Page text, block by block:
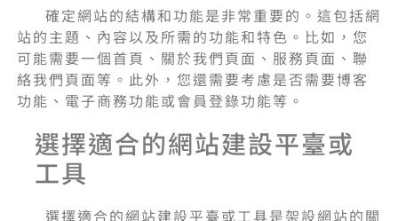
確定網站的結構和功能是非常重要的。這包括網
站的主題、內容以及所需的功能和特色。比如，您
可能需要一個首頁、關於我們頁面、服務頁面、聯
絡我們頁面等。此外，您還需要考慮是否需要博客
功能、電子商務功能或會員登錄功能等。
選擇適合的網站建設平臺或
工具
選擇適合的網站建設平臺或工具是架設網站的關